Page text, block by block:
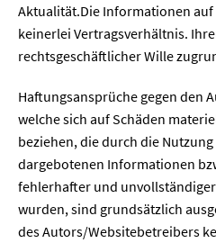
Aktualität.Die Informationen
keinerlei Vertragsverhältnis.
rechtsgeschäftlicher Wille
Haftungsansprüche gegen den
welche sich auf Schäden
beziehen, die durch die
dargebotenen Informationen
fehlerhafter und
wurden, sind grundsätzlich
des Autors/Websitebetreibers